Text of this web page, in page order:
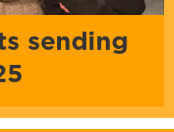
sending